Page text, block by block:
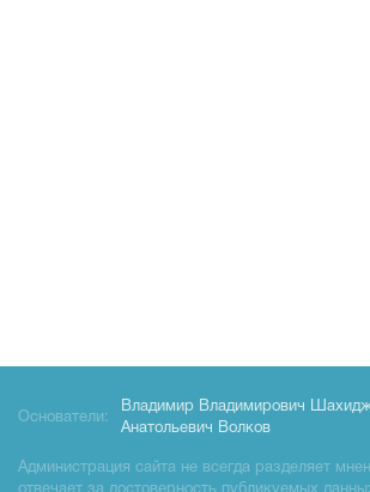
Основатели:
Владимир Владимирович
Анатольевич Волков
Администрация сайта не всегда разделяет